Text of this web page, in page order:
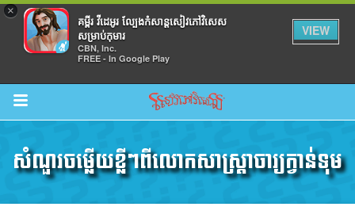
×
គម្ពីរ វីដេអូរ ល្បែងកំសាន្តសៀវភៅវិសេស
សម្រាប់កុមារ
CBN, Inc.
FREE - In Google Play
VIEW
Return to Content
សំណួរចម្លើយខ្លីៗពីលោកសាស្រ្តាចារ្យក្វាន់ទុម